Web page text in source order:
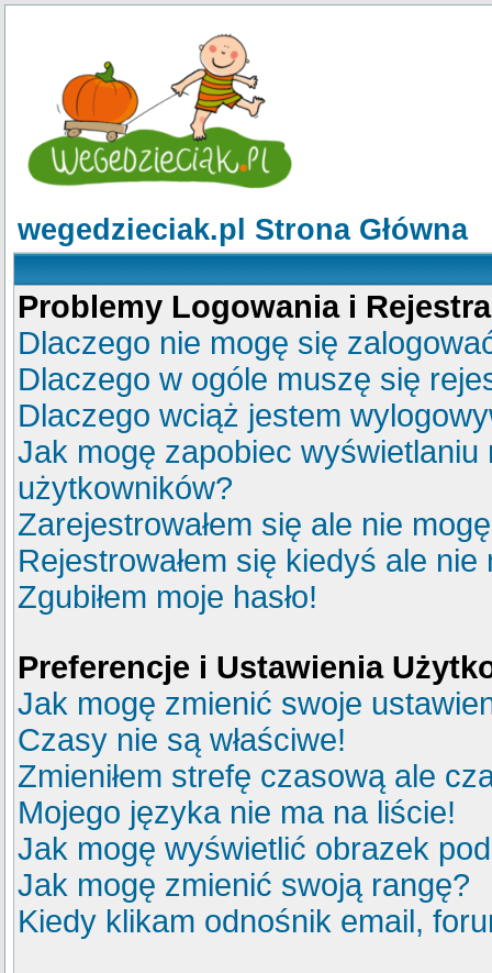
wegedzieciak.pl Strona Główna
Problemy Logowania i
Dlaczego nie mogę się
Dlaczego w ogóle muszę się
Dlaczego wciąż jestem
Jak mogę zapobiec
użytkowników?
Zarejestrowałem się ale nie
Rejestrowałem się kiedyś ale
Zgubiłem moje hasło!
Preferencje i Ustawienia
Jak mogę zmienić swoje
Czasy nie są właściwe!
Zmieniłem strefę czasową ale
Mojego języka nie ma na liście!
Jak mogę wyświetlić obrazek
Jak mogę zmienić swoją rangę?
Kiedy klikam odnośnik email,